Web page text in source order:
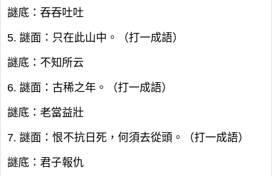
謎底：吞吞吐吐
5. 謎面：只在此山中。（打一成語）
謎底：不知所云
6. 謎面：古稀之年。（打一成語）
謎底：老當益壯
7. 謎面：恨不抗日死，何須去從頭。（打一成語）
謎底：君子報仇